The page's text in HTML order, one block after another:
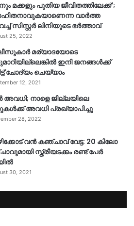
മക്കളും പുതിയ ജീവിതത്തിലേക്ക്’;
വാർത്ത
സിസ്റ്റർ ലിനിയുടെ ഭർത്താവ്
25, 2022
മര്യാദയോടെ
ഇനി ജനങ്ങള്‍ക്ക്
ചോദ്യം ചെയ്യാം
12, 2021
അവധി; നാളെ ജില്ലയിലെ
അവധി പ്രഖ്യാപിച്ചു
28, 2022
വൻ കഞ്ചാവ് വേട്ട: 20 കിലോ
സ്ത്രീയടക്കം രണ്ട് പേർ
30, 2021